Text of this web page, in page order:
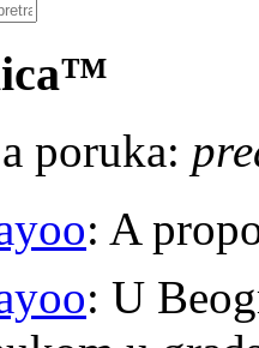
poruka:
: A
: U